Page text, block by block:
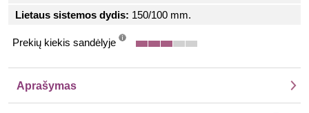
Lietaus sistemos dydis: 150/100 mm.
Prekių kiekis sandėlyje
Aprašymas